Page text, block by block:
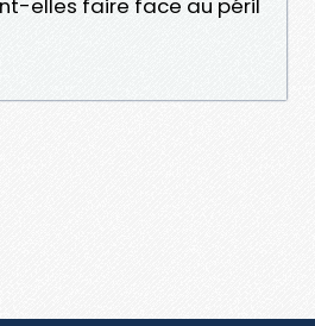
elles faire face au péril